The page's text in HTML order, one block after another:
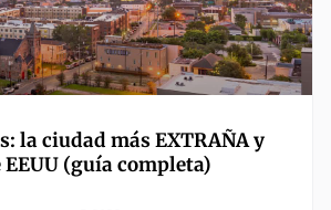
la ciudad más EXTRAÑA y
(guía completa)